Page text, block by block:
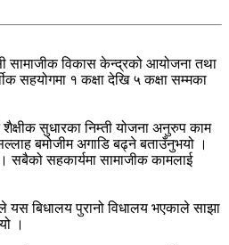
सामाजीक विकास केन्द्रको आयोजना तथा
सहयोगमा १ कक्षा देखि ५ कक्षा सम्मका
सुधारका निम्ती योजना अनुरुप काम
बमोजीम अगाडि बढ्ने बताउँनुभयो ।
सबैको सहकार्यमा सामाजीक कामलाई
यस बिधालय पुरानो विधालय भएकाले साझा
।